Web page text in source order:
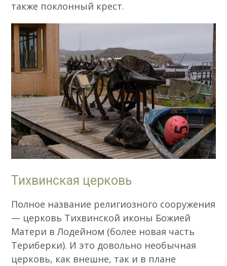
также поклонный крест.
Тихвинская церковь
Полное название религиозного сооружения
— церковь Тихвинской иконы Божией
Матери в Лодейном (более новая часть
Териберки). И это довольно необычная
церковь, как внешне, так и в плане